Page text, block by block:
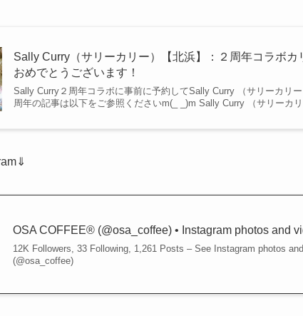
Sally Curry（サリーカリー）【北浜】：２周年コラボ
おめでとうございます！
Sally Curry２周年コラボに事前に予約してSally Curry （サリーカリ
周年の記事は以下をご参照くださいm(_ _)m Sally Curry （サリーカ
OSA COFFEE®︎ (@osa_coffee) • Instagram photos and
12K Followers, 33 Following, 1,261 Posts – See Instagram photos
(@osa_coffee)